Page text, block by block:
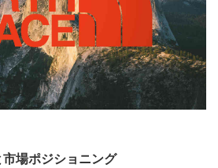
場ポジショニング